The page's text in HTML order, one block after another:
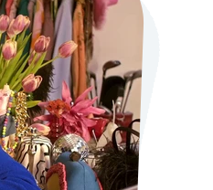
die Spitze bei Google
Unterstützung
Google Anzeigen
Sofort sichtbar bei Google
Banner-Werbung
Deine Anzeigen auf anderen